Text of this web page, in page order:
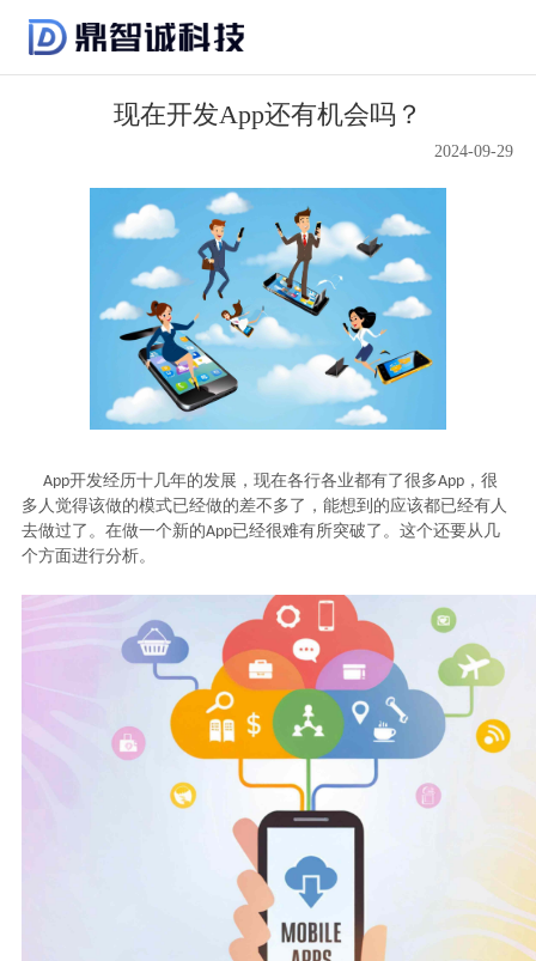
现在开发App还有机会吗？
2024-09-29
App开发经历十几年的发展，现在各行各业都有了很多App ，很
多人觉得该做的模式已经做的差不多了，能想到的应该都已经有人
去做过了。在做一个新的App已经很难有所突破了。这个还要从几
个方面进行分析。